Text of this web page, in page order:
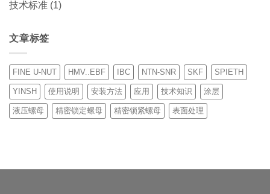
技术标准 (1)
文章标签
FINE U-NUT HMV..EBF IBC NTN-SNR SKF SPIETH
YINSH 使用说明 安装方法 应用 技术知识 涂层
液压螺母 精密锁定螺母 精密锁紧螺母 表面处理